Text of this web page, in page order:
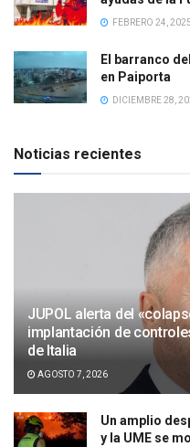
FEBRERO 24, 2025
El barranco
en Paiporta
DICIEMBRE 28,
Noticias recientes
JUPOL alerta del
implantación de
de Italia
AGOSTO 7, 2026
Un amplio
y la UME se